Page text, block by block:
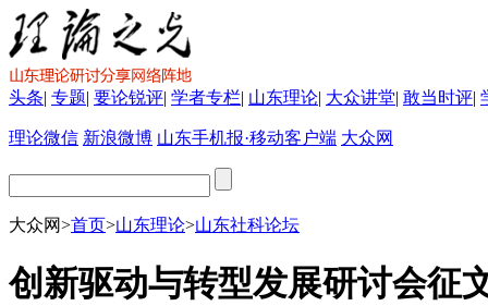
头条| 专题| 要论锐评| 学者专栏| 山东理论| 大众讲堂| 敢当时评|
理论微信 新浪微博 山东手机报·移动客户端 大众网
大众网>首页>山东理论>山东社科论坛
创新驱动与转型发展研讨会征